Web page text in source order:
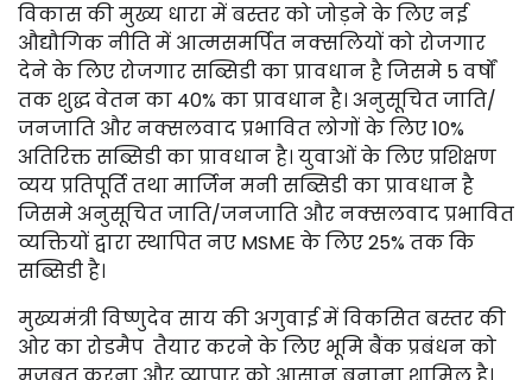
विकास की मुख्य धारा में बस्तर को जोड़ने के लिए नई
औद्यौगिक नीति में आत्मसमर्पित नक्सलियों को रोजगार
देने के लिए रोजगार सब्सिडी का प्रावधान है जिसमे 5 वर्षों
तक शुद्ध वेतन का 40% का प्रावधान है। अनुसूचित जाति/
जनजाति और नक्सलवाद प्रभावित लोगों के लिए 10%
अतिरिक्त सब्सिडी का प्रावधान है। युवाओं के लिए प्रशिक्षण
व्यय प्रतिपूर्ति तथा मार्जिन मनी सब्सिडी का प्रावधान है
जिसमे अनुसूचित जाति/जनजाति और नक्सलवाद प्रभावित
व्यक्तियों द्वारा स्थापित नए MSME के लिए 25% तक कि
सब्सिडी है।
मुख्यमंत्री विष्णुदेव साय की अगुवाई में विकसित बस्तर की
ओर का रोडमैप तैयार करने के लिए भूमि बैंक प्रबंधन को